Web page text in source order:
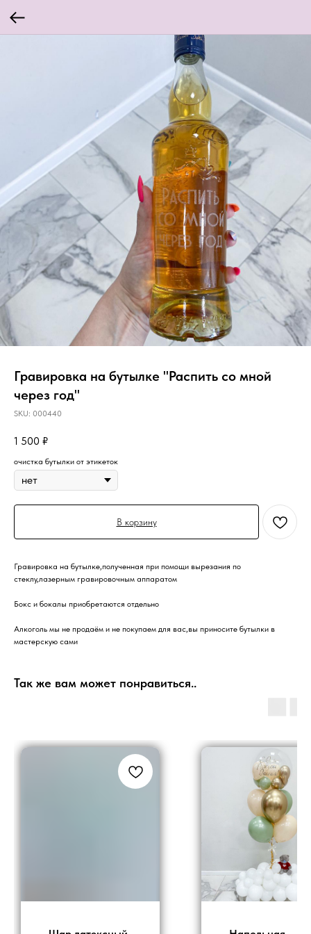
Гравировка на бутылке "Распить со мной
через год"
SKU: 000440
1 500 ₽
очистка бутылки от этикеток
В корзину
Гравировка на бутылке,полученная при помощи вырезания по
стеклу,лазерным гравировочным аппаратом
Бокс и бокалы приобретаются отдельно
Алкоголь мы не продаём и не покупаем для вас,вы приносите бутылки в
мастерскую сами
Так же вам может понравиться..